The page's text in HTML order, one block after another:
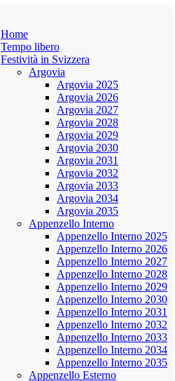
Home
Tempo libero
Festività in Svizzera
Argovia
Argovia 2025
Argovia 2026
Argovia 2027
Argovia 2028
Argovia 2029
Argovia 2030
Argovia 2031
Argovia 2032
Argovia 2033
Argovia 2034
Argovia 2035
Appenzello Interno
Appenzello Interno 2025
Appenzello Interno 2026
Appenzello Interno 2027
Appenzello Interno 2028
Appenzello Interno 2029
Appenzello Interno 2030
Appenzello Interno 2031
Appenzello Interno 2032
Appenzello Interno 2033
Appenzello Interno 2034
Appenzello Interno 2035
Appenzello Esterno